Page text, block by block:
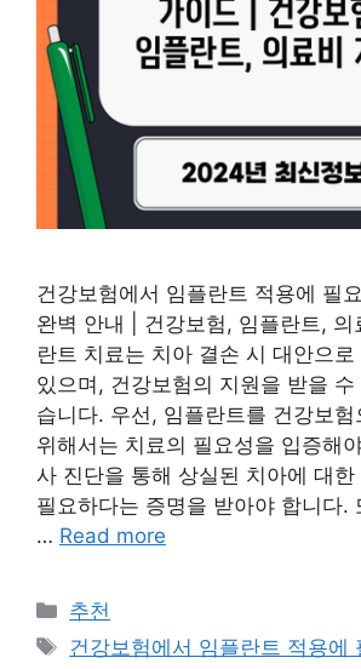
건강보험에서 임플란트 적용에 필
완벽 안내 | 건강보험, 임플란트, 의
란트 치료는 치아 결손 시 대안으로
있으며, 건강보험의 지원을 받을 수
습니다. 우선, 임플란트를 건강보험
위해서는 치료의 필요성을 입증해
사 진단을 통해 상실된 치아에 대
필요하다는 증명을 받아야 합니다.
… Read more
Categories
추천
Tags
건강보험에서 임플란트 적용에